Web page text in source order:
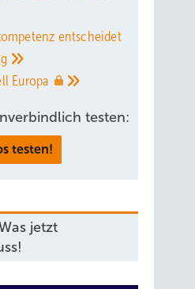
entscheidet
Europa
testen:
testen!
jetzt